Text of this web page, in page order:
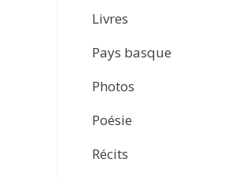
Livres
Pays basque
Photos
Poésie
Récits